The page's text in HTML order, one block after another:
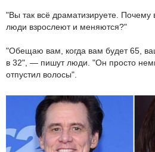
"Вы так всё драматизируете. Почему
люди взрослеют и меняются?"
"Обещаю вам, когда вам будет 65,
в 32", — пишут люди. "Он просто
отпустил волосы".